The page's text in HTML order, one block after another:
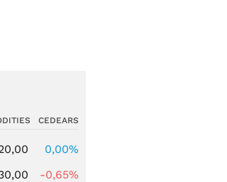
CEDEARS
0,00%
-0,65%